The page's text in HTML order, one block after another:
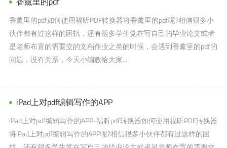
香薰里的pdf如何使用福昕PDF转换器将香薰里的pdf呢?相信很多小
伙伴都有过这样的困扰，还有很多学生党在写自己的毕业论文或者
是老师布置的需要交的文档作业之类的时候，会遇到香薰里的pdf的
问题，没有关系，今天小编教给大家...
iPad上对pdf编辑写作的APP
iPad上对pdf编辑写作的APP-福昕pdf转换器如何使用福昕PDF转换器
将iPad上对pdf编辑写作的APP呢?相信很多小伙伴都有过这样的困